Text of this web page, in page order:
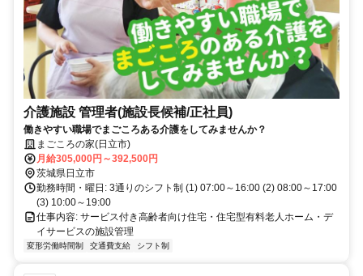
介護施設 管理者(施設長候補/正社員)
働きやすい職場でまごころある介護をしてみませんか？
まごころの家(日立市)
月給305,000円～392,500円
茨城県日立市
勤務時間・曜日: 3通りのシフト制 (1) 07:00～16:00 (2) 08:00～17:00
(3) 10:00～19:00
仕事内容: サービス付き高齢者向け住宅・住宅型有料老人ホーム・デ
イサービスの施設管理
変形労働時間制 交通費支給 シフト制